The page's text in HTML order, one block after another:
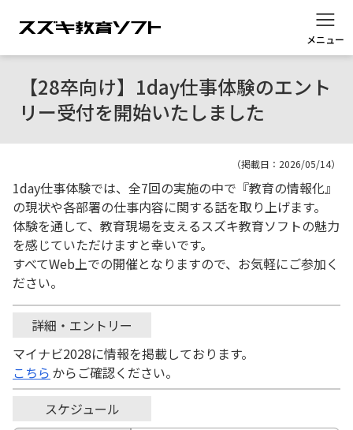
メニュー
【28卒向け】1day仕事体験のエント
リー受付を開始いたしました
（掲載日：2026/05/14）
1day仕事体験では、全7回の実施の中で『教育の情報化』
の現状や各部署の仕事内容に関する話を取り上げます。
体験を通して、教育現場を支えるスズキ教育ソフトの魅力
を感じていただけますと幸いです。
すべてWeb上での開催となりますので、お気軽にご参加く
ださい。
詳細・エントリー
マイナビ2028に情報を掲載しております。
こちら からご確認ください。
スケジュール